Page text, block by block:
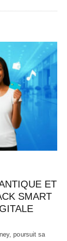
ET
SMART
poursuit sa